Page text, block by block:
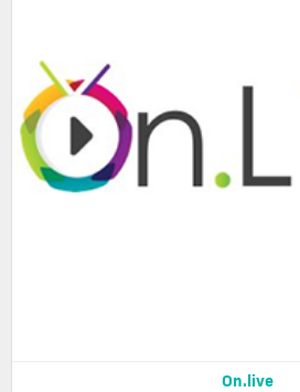
On.live